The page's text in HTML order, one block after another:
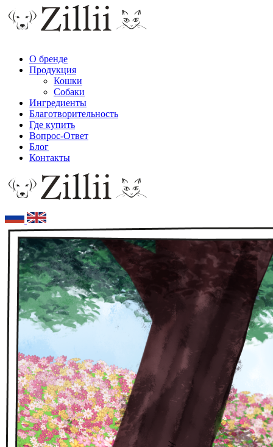
О бренде
Продукция
Кошки
Собаки
Ингредиенты
Благотворительность
Где купить
Вопрос-Ответ
Блог
Контакты